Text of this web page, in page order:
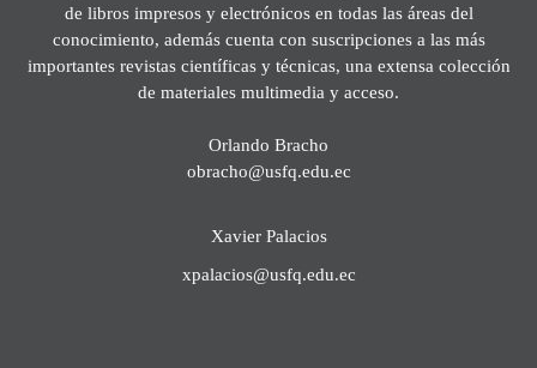
de libros impresos y electrónicos en todas las áreas del
conocimiento, además cuenta con suscripciones a las más
importantes revistas científicas y técnicas, una extensa colección
de materiales multimedia y acceso.
Orlando Bracho
obracho@usfq.edu.ec
Xavier Palacios
xpalacios@usfq.edu.ec